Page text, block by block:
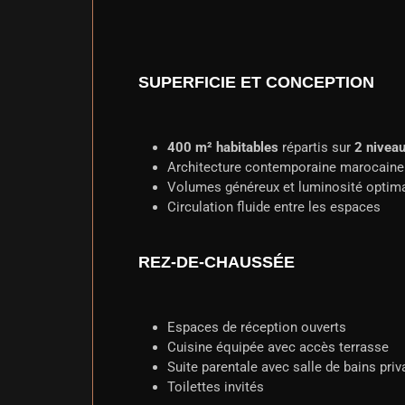
SUPERFICIE ET CONCEPTION
400 m² habitables répartis sur 2
Architecture contemporaine marocaine
Volumes généreux et luminosité
Circulation fluide entre les espaces
REZ-DE-CHAUSSÉE
Espaces de réception ouverts
Cuisine équipée avec accès terrasse
Suite parentale avec salle de bains
Toilettes invités